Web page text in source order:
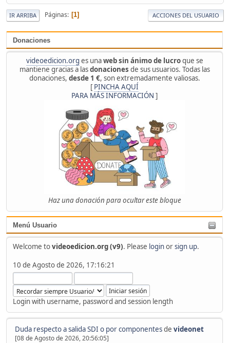
Donaciones
videoedicion.org es unaweb sin ánimo de lucroque se
mantiene gracias a lasdonaciones de sus usuarios. Todas las
donaciones, desde 1 €, son extremadamente valiosas.
[ PINCHA AQUÍ
PARA MÁS INFORMACIÓN ]
Haz una donación para ocultar este bloque
Menú Usuario
Welcome tovideoedicion.org (v9). Please loginorsign up.
10 de Agosto de 2026, 17:16:21
Login with username, password and session length
Duda respecto a salida SDI o por componentesde videonet
[08 de Agosto de 2026, 20:56:05]
IR ARRIBA Páginas 1 ACCIONES DEL USUARIO